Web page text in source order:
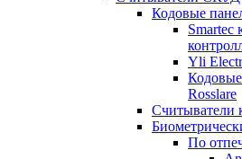
Кодовые
Smartec
Yli
Rosslare
Считыватели
По